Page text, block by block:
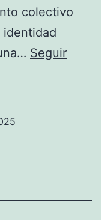
colectivo
Seguir